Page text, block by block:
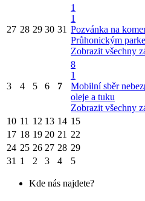
27 28 29 30 31
1
1
Pozvánka na
Průhonickým
Zobrazit všechny
3 4 5 6 7
8
1
Mobilní sběr
oleje a tuku
Zobrazit všechny
10 11 12 13 14 15
17 18 19 20 21 22
24 25 26 27 28 29
31 1 2 3 4 5
Kde nás najdete?